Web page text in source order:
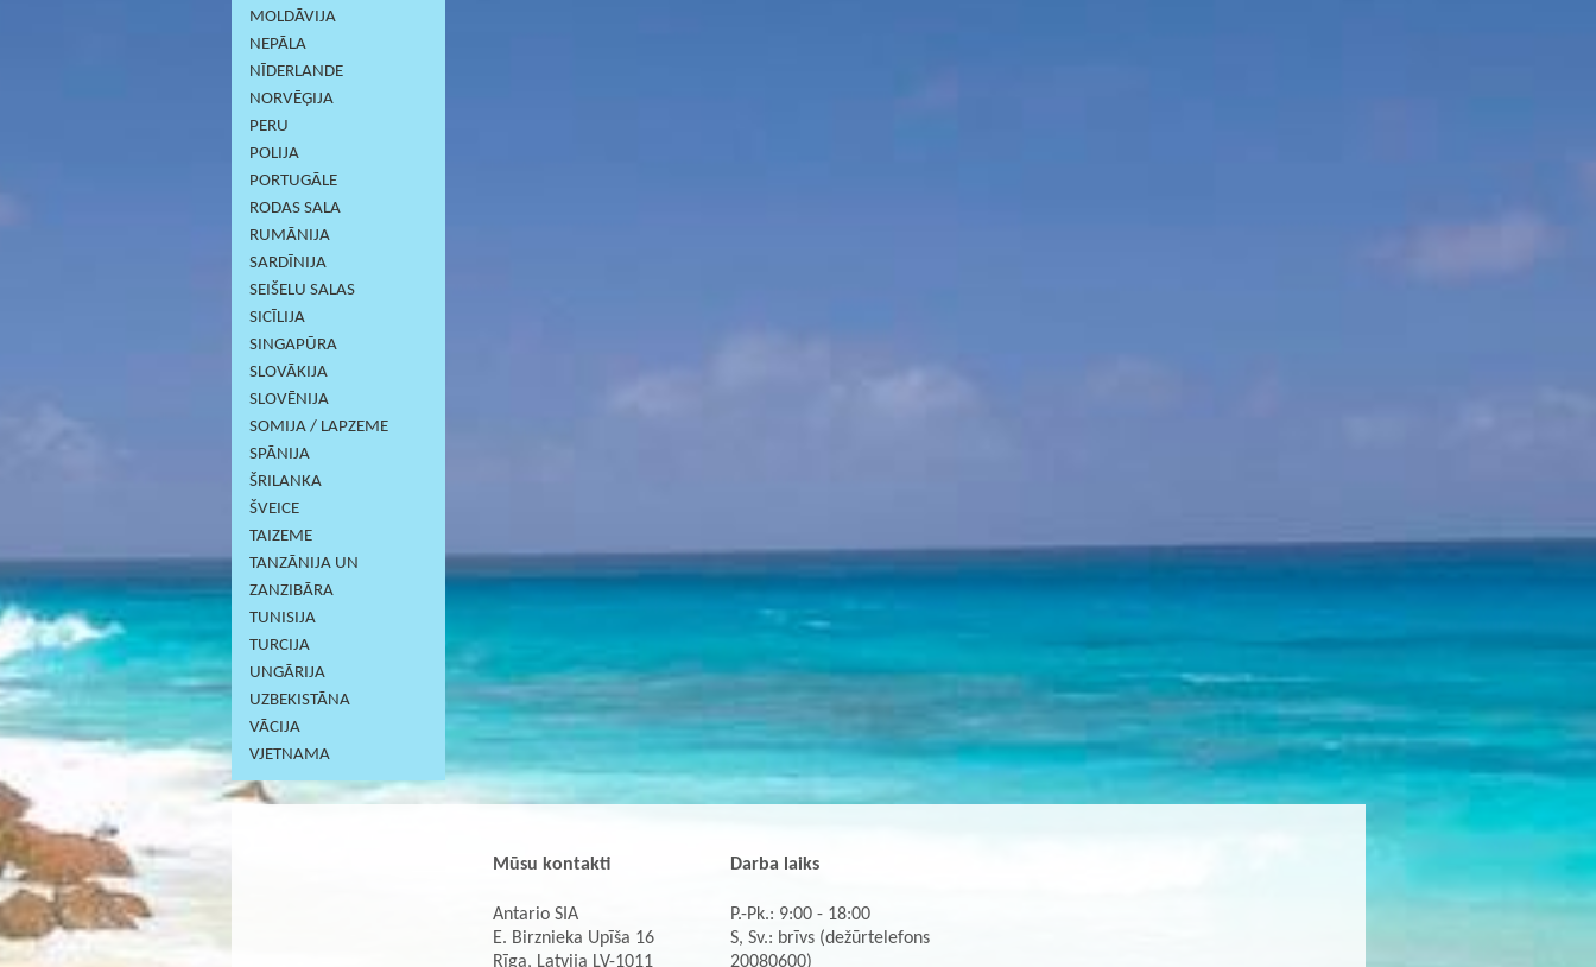
MOLDĀVIJA
NEPĀLA
NĪDERLANDE
NORVĒĢIJA
PERU
POLIJA
PORTUGĀLE
RODAS SALA
RUMĀNIJA
SARDĪNIJА
SEIŠELU SALAS
SICĪLIJA
SINGAPŪRA
SLOVĀKIJA
SLOVĒNIJA
SOMIJA / LAPZEME
SPĀNIJA
ŠRILANKA
ŠVEICE
TAIZEME
TANZĀNIJA UN
ZANZIBĀRA
TUNISIJA
TURCIJA
UNGĀRIJA
UZBEKISTĀNA
VĀCIJA
VJETNAMA
Mūsu kontakti
Antario SIA
E. Birznieka Upīša 16
Rīga, Latvija LV-1011
Darba laiks
P.-Pk.: 9:00 - 18:00
S, Sv.: brīvs (dežūrtelefons
20080600)